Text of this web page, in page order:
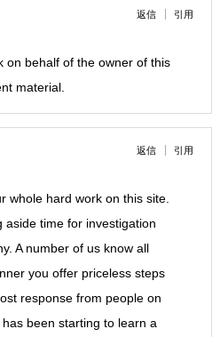
返信 引用
on behalf of the owner of this
material.
返信 引用
whole hard work on this site.
aside time for investigation
A number of us know all
you offer priceless steps
response from people on
been starting to learn a